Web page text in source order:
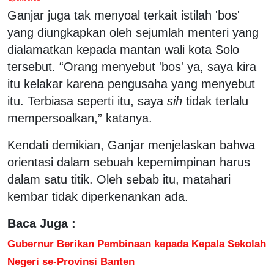
Ganjar juga tak menyoal terkait istilah 'bos'
yang diungkapkan oleh sejumlah menteri yang
dialamatkan kepada mantan wali kota Solo
tersebut. “Orang menyebut 'bos' ya, saya kira
itu kelakar karena pengusaha yang menyebut
itu. Terbiasa seperti itu, saya sih tidak terlalu
mempersoalkan,” katanya.
Kendati demikian, Ganjar menjelaskan bahwa
orientasi dalam sebuah kepemimpinan harus
dalam satu titik. Oleh sebab itu, matahari
kembar tidak diperkenankan ada.
Baca Juga :
Gubernur Berikan Pembinaan kepada Kepala Sekolah
Negeri se-Provinsi Banten